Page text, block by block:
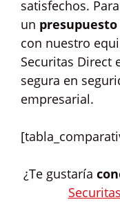
satisfechos.
un
con nuestro
Securitas Direct
segura en
empresarial.
¿Te gustaría